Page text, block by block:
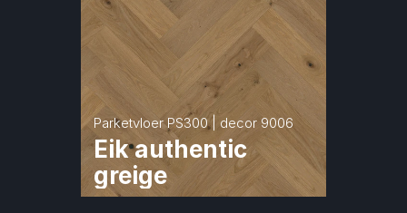
Parketvloer PS300 | decor 9006
Eik authentic
greige